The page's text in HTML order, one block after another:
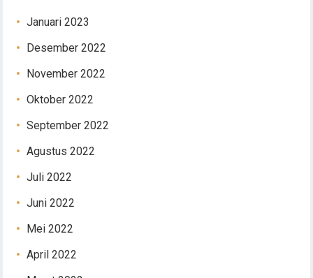
Januari 2023
Desember 2022
November 2022
Oktober 2022
September 2022
Agustus 2022
Juli 2022
Juni 2022
Mei 2022
April 2022